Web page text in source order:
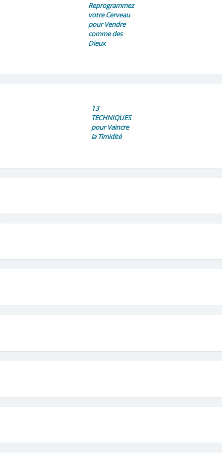
Reprogrammez
votre Cerveau
pour Vendre
comme des
Dieux
13
TECHNIQUES
pour Vaincre
la Timidité